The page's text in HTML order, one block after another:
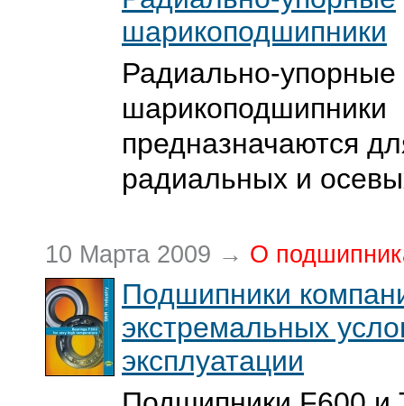
шарикоподшипники
Радиально-упорные
шарикоподшипники
предназначаются
радиальных и
10 Марта 2009 → О
Подшипники
экстремальных
эксплуатации